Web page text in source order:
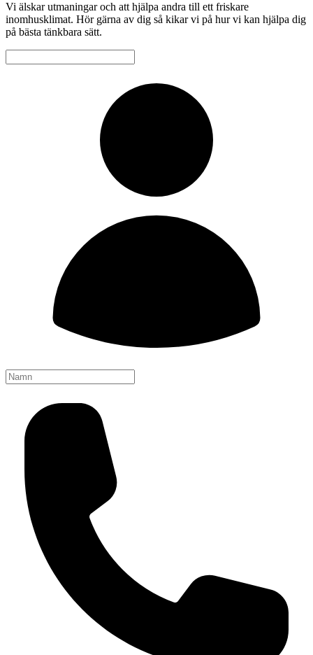
Vi älskar utmaningar och att hjälpa andra till ett friskare
inomhusklimat. Hör gärna av dig så kikar vi på hur vi kan hjälpa dig
på bästa tänkbara sätt.